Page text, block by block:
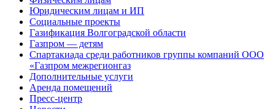
Юридическим лицам и ИП
Социальные проекты
Газификация Волгоградской области
Газпром — детям
Спартакиада среди работников группы компаний ООО
«Газпром межрегионгаз
Дополнительные услуги
Аренда помещений
Пресс-центр